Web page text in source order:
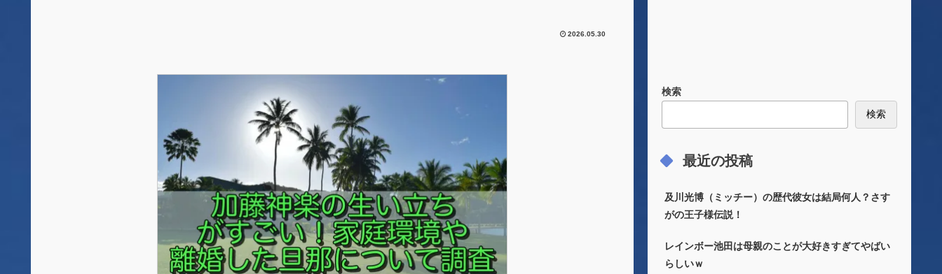
2026.05.30
検索
検索
最近の投稿
及川光博（ミッチー）の歴代彼女は結局何人？さす
がの王子様伝説！
レインボー池田は母親のことが大好きすぎてやばい
らしいｗ